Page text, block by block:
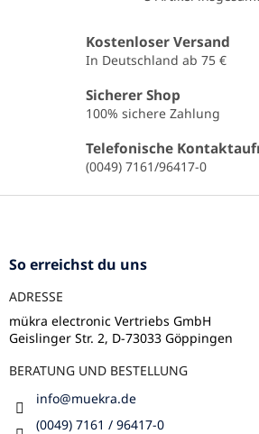
e
u
e
e
l
e
m
e
n
i
s
t
Kostenloser Versand
In Deutschland ab 75 €
Sicherer Shop
100% sichere Zahlung
Telefonische
(0049) 7161/96417-0
F
So erreichst du uns
ADRESSE
mükra electronic Vertriebs GmbH
Geislinger Str. 2, D-73033 Göppingen
BERATUNG UND BESTELLUNG
info@muekra.de
(0049) 7161 / 96417-0